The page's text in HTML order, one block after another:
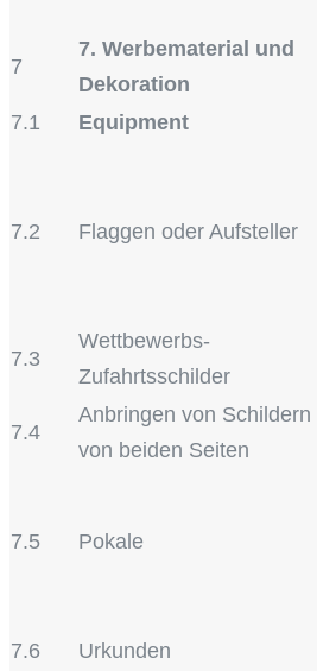
7
7. Werbematerial und
Dekoration
7.1
Equipment
7.2 Flaggen oder Aufsteller
7.3
Wettbewerbs-
Zufahrtsschilder
7.4
Anbringen von Schildern
von beiden Seiten
7.5 Pokale
7.6 Urkunden